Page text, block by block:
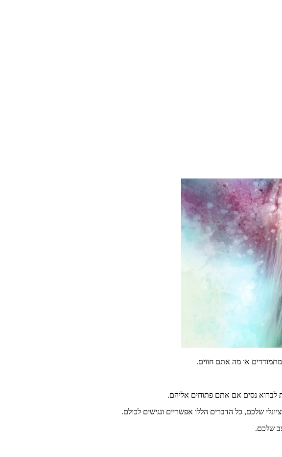
מתמודדים או מה אתם חווים.
לברוא נסים אם אתם פתוחים אליהם.
שלכם, כל הדברים הללו אפשריים ונגישים לכולם.
שלכם.